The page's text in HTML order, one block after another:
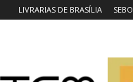
LIVRARIAS DE BRASÍLIA